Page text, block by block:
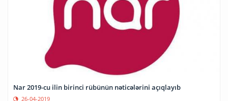
Nar 2019-cu ilin birinci rübünün nəticələrini açıqlayıb
26-04-2019